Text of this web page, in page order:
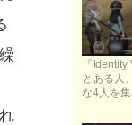
『
とある人
な4人を